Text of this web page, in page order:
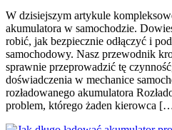
W dzisiejszym artykule
akumulatora w samochodzie.
robić, jak bezpiecznie odłączyć i
samochodowy. Nasz przewodnik
sprawnie przeprowadzić tę
doświadczenia w mechanice
rozładowanego akumulatora
problem, którego żaden kierowca